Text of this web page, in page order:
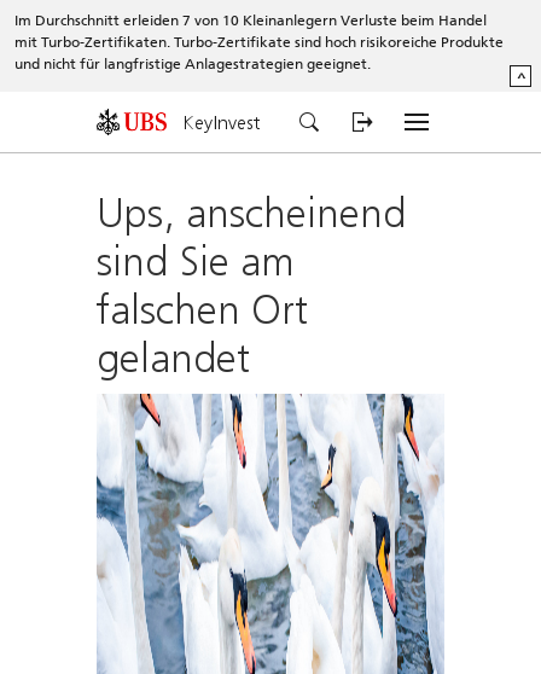
Im Durchschnitt erleiden 7 von 10 Kleinanlegern Verluste beim Handel
mit Turbo-Zertifikaten. Turbo-Zertifikate sind hoch risikoreiche Produkte
und nicht für langfristige Anlagestrategien geeignet.
^
KeyInvest
Ups, anscheinend
sind Sie am
falschen Ort
gelandet